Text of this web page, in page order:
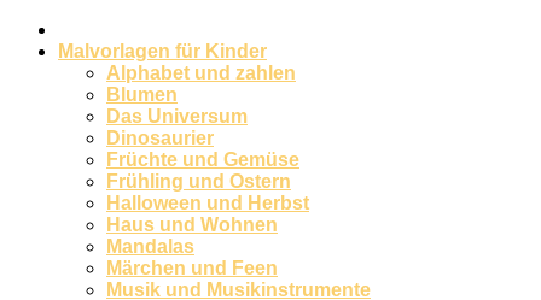
Malvorlagen für Kinder
Alphabet und zahlen
Blumen
Das Universum
Dinosaurier
Früchte und Gemüse
Frühling und Ostern
Halloween und Herbst
Haus und Wohnen
Mandalas
Märchen und Feen
Musik und Musikinstrumente